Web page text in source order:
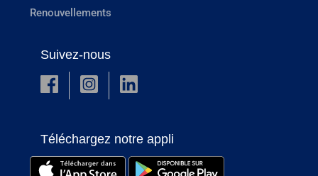
Renouvellements
Suivez-nous
Téléchargez notre appli